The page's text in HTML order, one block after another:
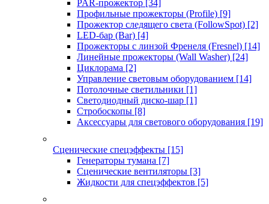
PAR-прожектор [34]
Профильные прожекторы (Profile) [9]
Прожектор следящего света (FollowSpot) [2]
LED-бар (Bar) [4]
Прожекторы с линзой Френеля (Fresnel) [14]
Линейные прожекторы (Wall Washer) [24]
Циклорама [2]
Управление световым оборудованием [14]
Потолочные светильники [1]
Светодиодный диско-шар [1]
Стробоскопы [8]
Аксессуары для светового оборудования [19]
Сценические спецэффекты [15]
Генераторы тумана [7]
Сценические вентиляторы [3]
Жидкости для спецэффектов [5]